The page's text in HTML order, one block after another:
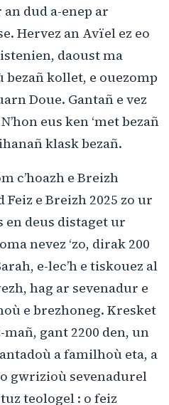
dud a-enep ar
Hervez an Avïel ez eo
daoust ma
kollet, e ouezomp
Doue. Gantañ e vez
eus ken ‘met bezañ
klask bezañ.
c’hoazh e Breizh
e Breizh 2025 zo ur
deus distaget ur
nevez ‘zo, dirak 200
e-lec’h e tiskouez al
hag ar sevenadur e
e brezhoneg. Kresket
mañ, gant 2200 den, un
a familhoù eta, a
gwrizioù sevenadurel
teologel : o feiz